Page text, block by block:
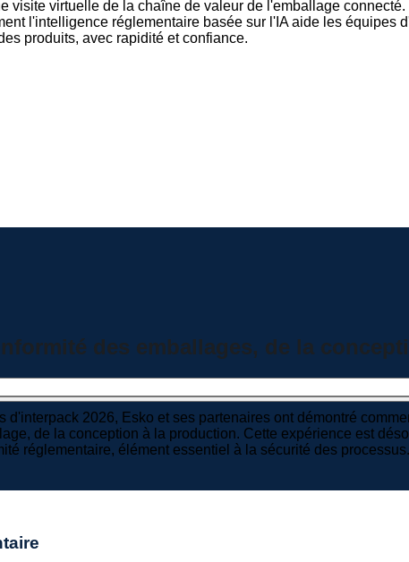
virtuelle de la chaîne de valeur de l'emballage
l'intelligence réglementaire basée sur l'IA aide les équipes
produits, avec rapidité et confiance.
des emballages, de la
2026, Esko et ses partenaires ont démontré
de la conception à la production. Cette expérience est
réglementaire, élément essentiel à la sécurité des processus.